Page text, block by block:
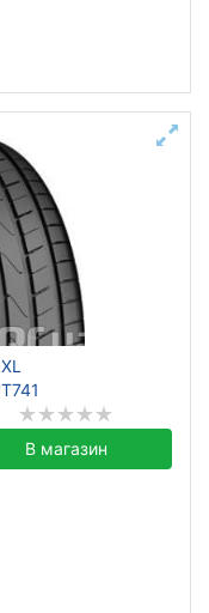
В магазин